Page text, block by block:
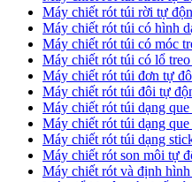
Máy chiết rót túi rời tự
Máy chiết rót túi có hình
Máy chiết rót túi có móc
Máy chiết rót túi có lổ
Máy chiết rót túi đơn tự
Máy chiết rót túi đôi tự
Máy chiết rót túi dạng
Máy chiết rót túi dạng
Máy chiết rót túi dạng
Máy chiết rót son môi tự
Máy chiết rót và định